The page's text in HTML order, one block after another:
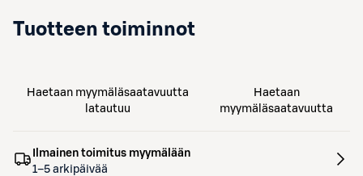
Tuotteen toiminnot
Haetaan myymäläsaatavuutta
latautuu
Haetaan
myymäläsaatavuutta
Ilmainen toimitus myymälään
1–5 arkipäivää